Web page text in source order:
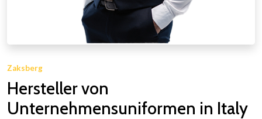
Zaksberg
Hersteller von
Unternehmensuniformen in Italy